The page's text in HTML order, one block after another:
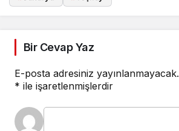
Bir Cevap Yaz
E-posta adresiniz yayınlanmayacak.
* ile işaretlenmişlerdir